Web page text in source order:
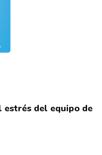
estrés del equipo de